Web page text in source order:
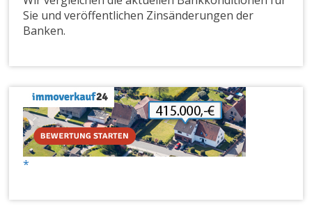
Sie und veröffentlichen Zinsänderungen der
Banken.